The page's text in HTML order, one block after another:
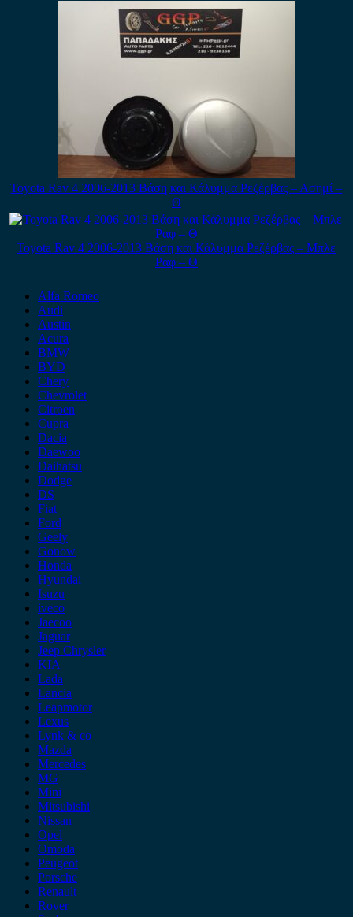
Toyota Rav 4 2006-2013 Βάση και Κάλυμμα Ρεζέρβας – Ασημί –
Θ
Toyota Rav 4 2006-2013 Βάση και Κάλυμμα Ρεζέρβας – Μπλε
Ραφ – Θ
Alfa Romeo
Audi
Austin
Acura
BMW
BYD
Chery
Chevrolet
Citroen
Cupra
Dacia
Daewoo
Daihatsu
Dodge
DS
Fiat
Ford
Geely
Gonow
Honda
Hyundai
Isuzu
iveco
Jaecoo
Jaguar
Jeep Chrysler
KIA
Lada
Lancia
Leapmotor
Lexus
Lynk & co
Mazda
Mercedes
MG
Mini
Mitsubishi
Nissan
Opel
Omoda
Peugeot
Porsche
Renault
Rover